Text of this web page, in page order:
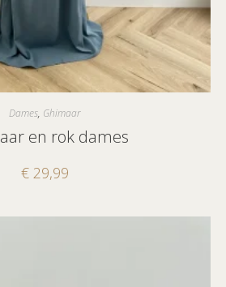
Dames, Ghimaar
en rok dames
€29,99